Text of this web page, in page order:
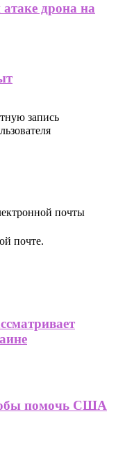
дрона на
запись
почты
почте.
помочь США